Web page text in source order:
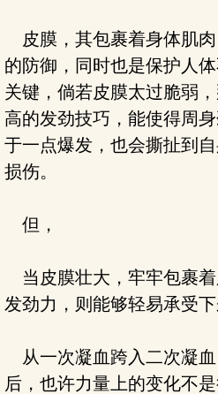
皮膜，其包裹着身体肌
的防御，同时也是保护人
关键，倘若皮膜太过脆弱
高的发劲技巧，能使得周
于一点爆发，也会撕扯到
损伤。
但，
当皮膜壮大，牢牢包裹
发劲力，则能够轻易承受下
从一次凝血跨入二次凝
后，也许力量上的变化不